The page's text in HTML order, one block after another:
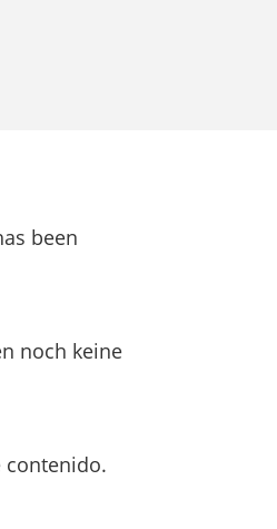
been
noch keine
contenido.